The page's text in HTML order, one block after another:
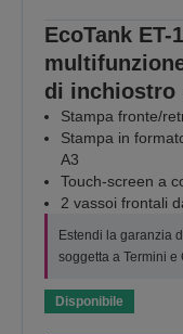
EcoTank ET-
di inchiostro
Stampa fronte/
Stampa in
A3
Touch-screen a
2 vassoi frontali
Estendi la garanzia
soggetta a Termini
Disponibile